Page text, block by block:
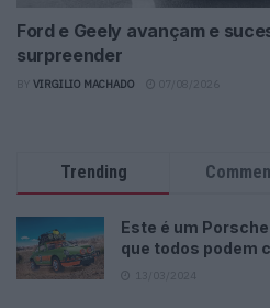
Ford e Geely avançam e
surpreender
VIRGILIO MACHADO
Trending
Este é um
que todos podem